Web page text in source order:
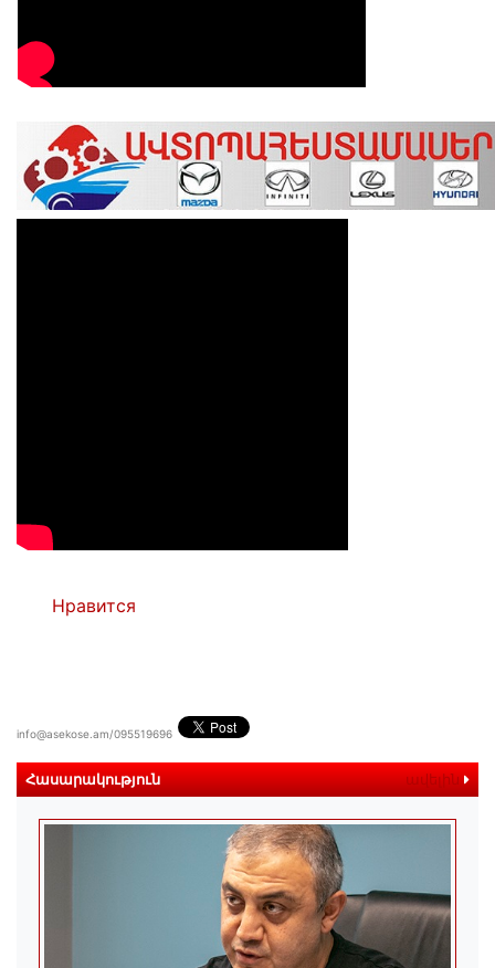
Нравится
info@asekose.am/095519696
Հասարակություն ավելին